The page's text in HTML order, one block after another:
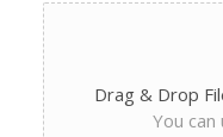
Drag & Drop
You